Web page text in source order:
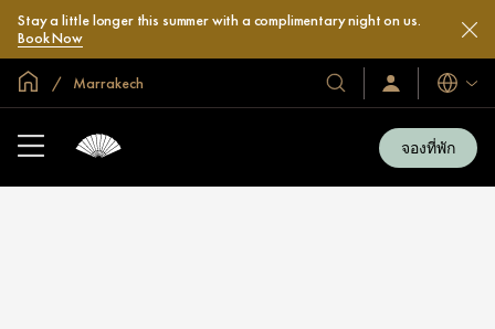
Stay a little longer this summer with a complimentary night on us.
Book Now
หน้าหลักทั่วโลก
Marrakech
โรงแรม
และ
ลงชื่อ
เข้า
/
สมัคร
เข้า
ภาษา
จองที่พัก